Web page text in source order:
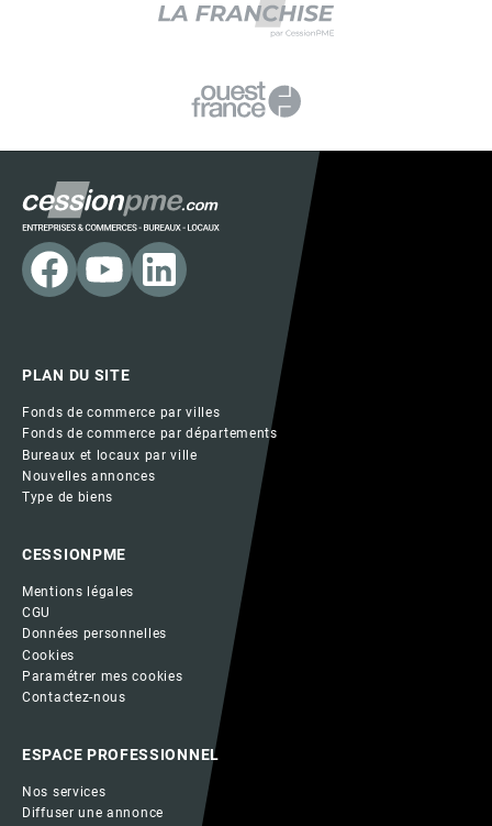
PLAN DU SITE
Fonds de commerce par villes
Fonds de commerce par départements
Bureaux et locaux par ville
Nouvelles annonces
Type de biens
CESSIONPME
Mentions légales
CGU
Données personnelles
Cookies
Paramétrer mes cookies
Contactez-nous
ESPACE PROFESSIONNEL
Nos services
Diffuser une annonce